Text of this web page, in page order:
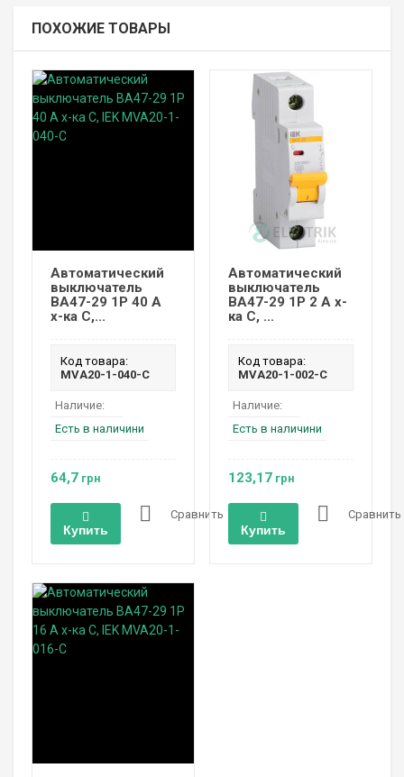
ПОХОЖИЕ ТОВАРЫ
Автоматический
выключатель
ВА47-29 1P 40 А
х-ка C,...
Код товара:
MVA20-1-040-C
Наличие:
Есть в наличини
64,7 грн
Купить
Сравнить
Автоматический
выключатель
ВА47-29 1P 2 А х-
ка C, ...
Код товара:
MVA20-1-002-C
Наличие:
Есть в наличини
123,17грн
Купить
Сравнить